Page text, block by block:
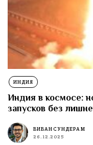
ИНДИЯ
Индия в космосе:
запусков без
ВИВАН СУНДЕРАМ
26.12.2025